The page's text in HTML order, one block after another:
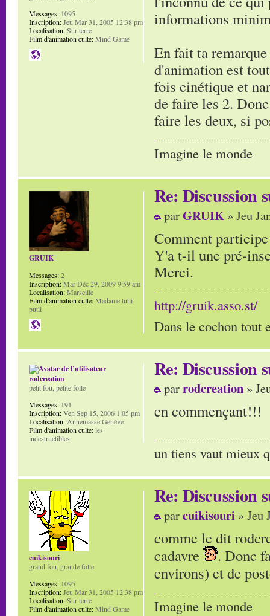
informations
En fait ta
d'animation est
fois cinétique et
de faire les 2.
faire les deux, si
Imagine le monde
Messages: 1095
Inscription:Jeu Mar 31, 2005 12:38 pm
Localisation:Sur terre
Film d'animation culte:Mind Game
Re: Discussion
parGRUIK » Jeu
Comment
Y'a t-il une pré-
Merci.
http://gruik.asso.st/
Dans le cochon tout
GRUIK
Messages:2
Inscription:Mar Déc 29, 2009 9:59 am
Localisation:Marseille
Film d'animation culte:Madame tutli
putli
Re: Discussion
parrodcreation »
en commençant!!!
un tiens vaut mieux
rodcreation
petit fou, petite folle
Messages: 191
Inscription:Ven Sep 15, 2006 1:05 pm
Localisation:Annemasse Genève
Film d'animation culte:les
indestructibles
Re: Discussion
parcuikisouri » Jeu
comme le dit
cadavre
. Donc
environs) et de
Imagine le monde
cuikisouri
grand fou, grande folle
Messages: 1095
Inscription:Jeu Mar 31, 2005 12:38 pm
Localisation:Sur terre
Film d'animation culte:Mind Game